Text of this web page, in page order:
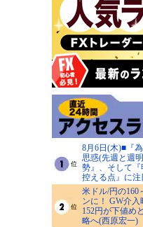
8月6日(木)■『
思惑(先週と週
勢』、そして
控える点』に
米ドル/円の160
ンに！ GW介
152円が下値め
略へ(西原宏一)